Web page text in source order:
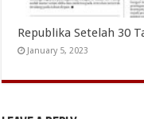
Republika Setelah 30
January 5, 2023